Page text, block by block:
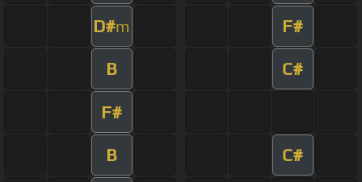
D#m F#
B C#
F#
B C#